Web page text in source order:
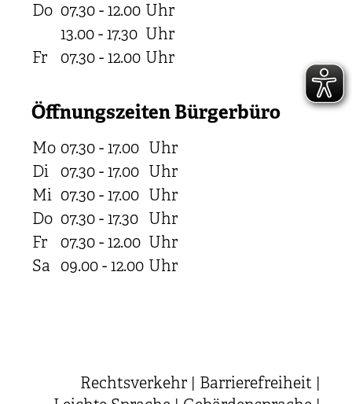
Do 07.30 - 12.00 Uhr
13.00 - 17.30 Uhr
Fr
07.30 - 12.00 Uhr
Öffnungszeiten Bürgerbüro
Mo 07.30 - 17.00 Uhr
Di
07.30 - 17.00 Uhr
Mi 07.30 - 17.00 Uhr
Do 07.30 - 17.30 Uhr
Fr
07.30 - 12.00 Uhr
Sa 09.00 - 12.00 Uhr
Rechtsverkehr Barrierefreiheit